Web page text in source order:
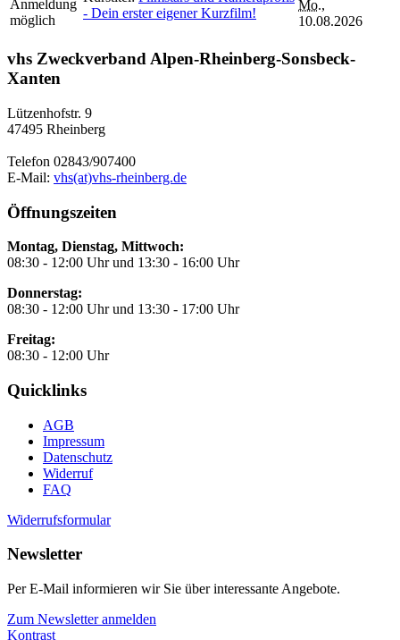
- Dein erster eigener Kurzfilm!
Mo.,
10.08.2026
vhs Zweckverband Alpen-Rheinberg-Sonsbeck-
Xanten
Lützenhofstr. 9
47495 Rheinberg
Telefon 02843/907400
E-Mail: vhs(at)vhs-rheinberg.de
Öffnungszeiten
Montag, Dienstag, Mittwoch:
08:30 - 12:00 Uhr und 13:30 - 16:00 Uhr
Donnerstag:
08:30 - 12:00 Uhr und 13:30 - 17:00 Uhr
Freitag:
08:30 - 12:00 Uhr
Quicklinks
AGB
Impressum
Datenschutz
Widerruf
FAQ
Widerrufsformular
Newsletter
Per E-Mail informieren wir Sie über interessante Angebote.
Zum Newsletter anmelden
Kontrast